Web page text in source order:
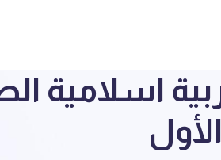
(أ) للاختبار القصير (2)
الأول